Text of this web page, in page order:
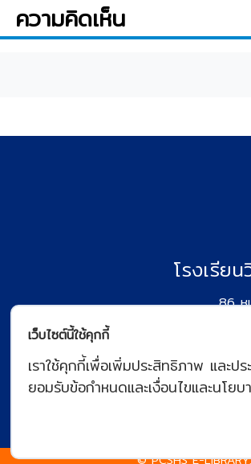
ความคิดเห็น
เว็บไซต์นี้ใช้คุกกี้
เราใช้คุกกี้เพื่อเพิ่มประสิทธิภาพ และ
ยอมรับข้อกำหนดและเงื่อนไขและนโย
โรงเรีย
86 ห
© PCSHS E-